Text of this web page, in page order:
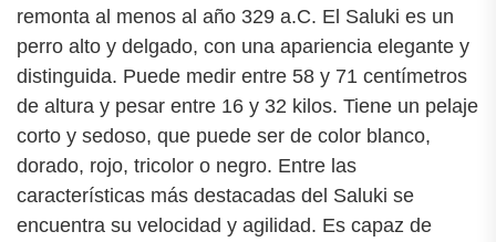
remonta al menos al año 329 a.C. El Saluki es un
perro alto y delgado, con una apariencia elegante y
distinguida. Puede medir entre 58 y 71 centímetros
de altura y pesar entre 16 y 32 kilos. Tiene un pelaje
corto y sedoso, que puede ser de color blanco,
dorado, rojo, tricolor o negro. Entre las
características más destacadas del Saluki se
encuentra su velocidad y agilidad. Es capaz de